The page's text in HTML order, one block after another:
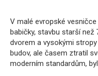
V malé evropské
babičky, stavbu starší
dvorem a vysokými
budov, ale časem ztratil
moderním standardům,